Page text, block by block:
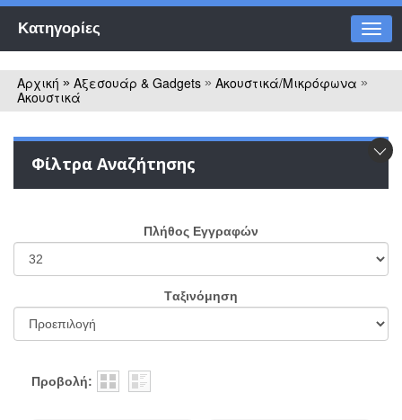
Κατηγορίες
Αρχική » Αξεσουάρ & Gadgets » Ακουστικά/Μικρόφωνα »
Ακουστικά
Φίλτρα Αναζήτησης
Πλήθος Εγγραφών
Tαξινόμηση
Προβολή: